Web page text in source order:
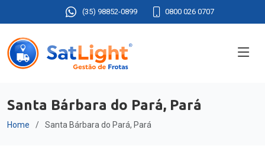
(35) 98852-0899 0800 026 0707
Santa Bárbara do Pará, Pará
Home Santa Bárbara do Pará, Pará